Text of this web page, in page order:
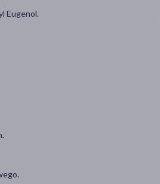
Eugenol.